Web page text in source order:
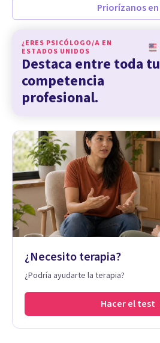
Priorízanos en
¿ERES PSICÓLOGO/A EN
ESTADOS UNIDOS
Destaca entre toda tu
competencia
profesional.
¿Necesito terapia?
¿Podría ayudarte la terapia?
Hacer el test